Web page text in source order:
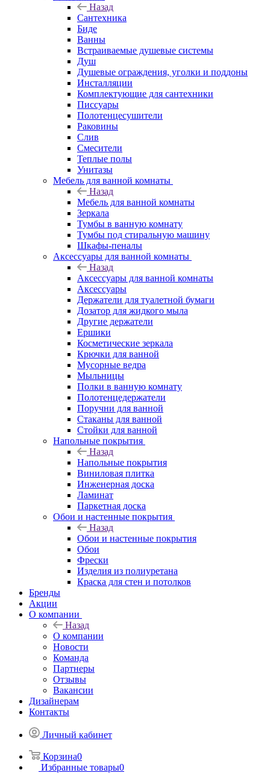
Назад
Сантехника
Биде
Ванны
Встраиваемые душевые системы
Душ
Душевые ограждения, уголки и поддоны
Инсталляции
Комплектующие для сантехники
Писсуары
Полотенцесушители
Раковины
Слив
Смесители
Теплые полы
Унитазы
Мебель для ванной комнаты
Назад
Мебель для ванной комнаты
Зеркала
Тумбы в ванную комнату
Тумбы под стиральную машину
Шкафы-пеналы
Аксессуары для ванной комнаты
Назад
Аксессуары для ванной комнаты
Аксессуары
Держатели для туалетной бумаги
Дозатор для жидкого мыла
Другие держатели
Ершики
Косметические зеркала
Крючки для ванной
Мусорные ведра
Мыльницы
Полки в ванную комнату
Полотенцедержатели
Поручни для ванной
Стаканы для ванной
Стойки для ванной
Напольные покрытия
Назад
Напольные покрытия
Виниловая плитка
Инженерная доска
Ламинат
Паркетная доска
Обои и настенные покрытия
Назад
Обои и настенные покрытия
Обои
Фрески
Изделия из полиуретана
Краска для стен и потолков
Бренды
Акции
О компании
Назад
О компании
Новости
Команда
Партнеры
Отзывы
Вакансии
Дизайнерам
Контакты
Личный кабинет
Корзина0
Избранные товары0